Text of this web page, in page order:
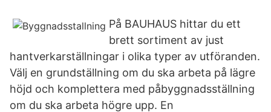
På BAUHAUS hittar du ett
brett sortiment av just
hantverkarställningar i olika typer av utföranden.
Välj en grundställning om du ska arbeta på lägre
höjd och komplettera med påbyggnadsställning
om du ska arbeta högre upp. En